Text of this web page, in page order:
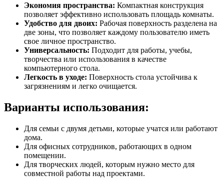
Экономия пространства: Компактная конструкция
позволяет эффективно использовать площадь комнаты.
Удобство для двоих: Рабочая поверхность разделена на
две зоны, что позволяет каждому пользователю иметь
свое личное пространство.
Универсальность: Подходит для работы, учебы,
творчества или использования в качестве
компьютерного стола.
Легкость в уходе: Поверхность стола устойчива к
загрязнениям и легко очищается.
Варианты использования:
Для семьи с двумя детьми, которые учатся или работают
дома.
Для офисных сотрудников, работающих в одном
помещении.
Для творческих людей, которым нужно место для
совместной работы над проектами.